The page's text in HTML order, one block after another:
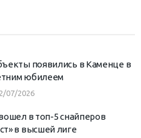
появились в Каменце в
юбилеем
07/2026
в топ-5 снайперов
в высшей лиге